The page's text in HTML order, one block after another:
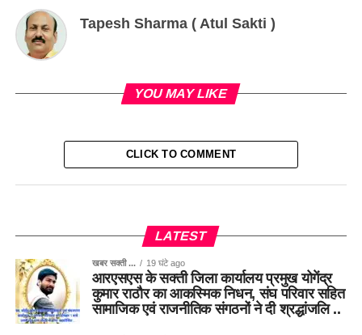
Tapesh Sharma ( Atul Sakti )
YOU MAY LIKE
CLICK TO COMMENT
LATEST
खबर सक्ती ... 19 घंटे ago
आरएसएस के सक्ती जिला कार्यालय प्रमुख योगेंद्र
कुमार राठौर का आकस्मिक निधन, संघ परिवार सहित
सामाजिक एवं राजनीतिक संगठनों ने दी श्रद्धांजलि ..